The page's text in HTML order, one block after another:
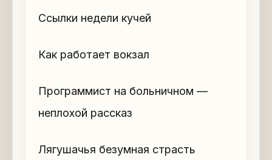
Ссылки недели кучей
Как работает вокзал
Программист на больничном —
неплохой рассказ
Лягушачья безумная страсть